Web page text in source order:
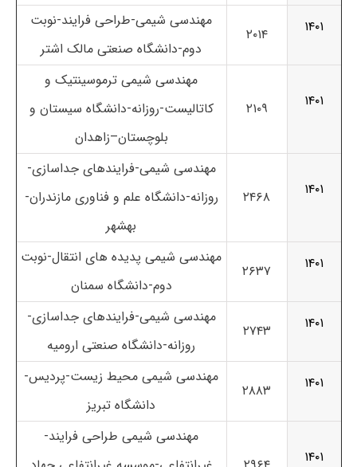
۱۴۰۱
۲۰۱۴
مهندسی شیمی-طراحی فرایند-نوبت
دوم-دانشگاه صنعتی مالک اشتر
۱۴۰۱ ۲۱۰۹
مهندسی شیمی ترموسینتیک و
کاتالیست-روزانه-دانشگاه سیستان و
بلوچستان–زاهدان
۱۴۰۱ ۲۴۶۸
مهندسی شیمی-فرایندهای جداسازی-
روزانه-دانشگاه علم و فناوری مازندران-
بهشهر
۱۴۰۱
۲۶۳۷
مهندسی شیمی پدیده های انتقال-نوبت
دوم-دانشگاه سمنان
۱۴۰۱
۲۷۴۳
مهندسی شیمی-فرایندهای جداسازی-
روزانه-دانشگاه صنعتی ارومیه
۱۴۰۱
۲۸۸۳
مهندسی شیمی محیط زیست-پردیس-
دانشگاه تبریز
۱۴۰۱
مهندسی شیمی طراحی فرایند-